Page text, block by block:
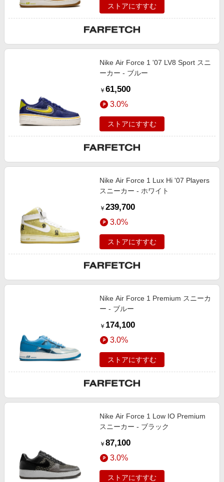
ストアにすすむ
Nike Air Force 1 '07 LV8 Sport スニ
ーカー - ブルー
￥ 61,500
3.0%
ストアにすすむ
Nike Air Force 1 Lux Hi '07 Players
スニーカー - ホワイト
￥ 239,700
3.0%
ストアにすすむ
Nike Air Force 1 Premium スニーカ
ー - ブルー
￥ 174,100
3.0%
ストアにすすむ
Nike Air Force 1 Low IO Premium
スニーカー - ブラック
￥ 87,100
3.0%
ストアにすすむ